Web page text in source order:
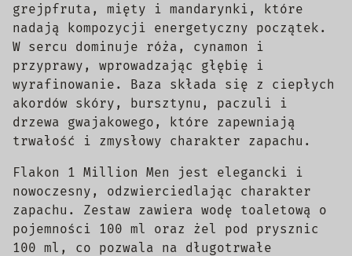
grejpfruta, mięty i mandarynki, które
nadają kompozycji energetyczny początek.
W sercu dominuje róża, cynamon i
przyprawy, wprowadzając głębię i
wyrafinowanie. Baza składa się z ciepłych
akordów skóry, bursztynu, paczuli i
drzewa gwajakowego, które zapewniają
trwałość i zmysłowy charakter zapachu.
Flakon 1 Million Men jest elegancki i
nowoczesny, odzwierciedlając charakter
zapachu. Zestaw zawiera wodę toaletową o
pojemności 100 ml oraz żel pod prysznic
100 ml, co pozwala na długotrwałe